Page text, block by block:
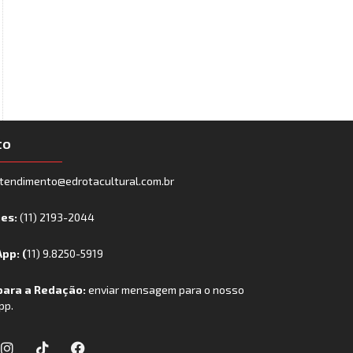
(11) 2193-2044
(11) 9.8250-5919
a Redação:enviar mensagem para o nosso